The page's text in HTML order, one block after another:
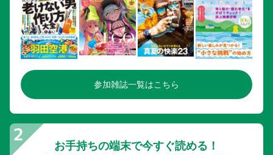
参加雑誌一覧はこちら
お手持ちの端末で今すぐ読める！